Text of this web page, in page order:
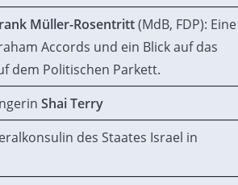
Müller-Rosentritt(MdB, FDP): Eine
Accords und ein Blick auf das
dem Politischen Parkett.
Shai Terry
des Staates Israel in